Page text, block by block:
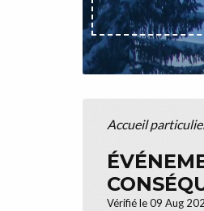
Accueil
Vérifié le 09 Aug